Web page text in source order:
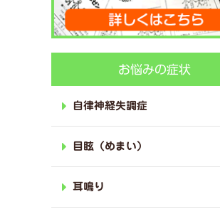
お悩みの症状
自律神経失調症
目眩（めまい）
耳鳴り